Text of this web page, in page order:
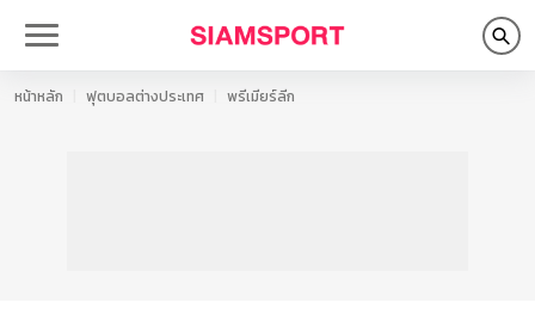
หน้าหลัก ฟุตบอลต่างประเทศ พรีเมียร์ลีก